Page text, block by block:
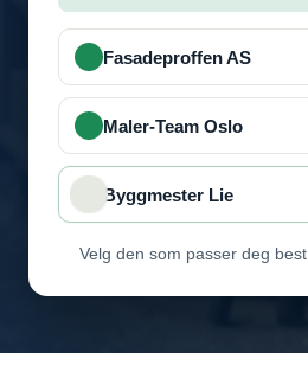
Fasadeproffen AS
Maler-Team Oslo
Byggmester Lie
Velg den som passer deg best